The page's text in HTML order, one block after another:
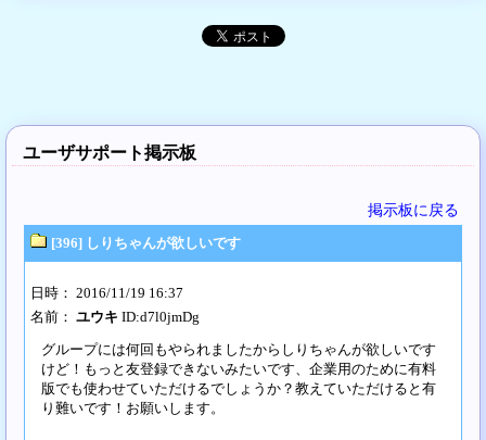
ユーザサポート掲示板
掲示板に戻る
[396] しりちゃんが欲しいです
日時： 2016/11/19 16:37
名前： ユウキ ID:d7l0jmDg
グループには何回もやられましたからしりちゃんが欲しいです
けど！もっと友登録できないみたいです、企業用のために有料
版でも使わせていただけるでしょうか？教えていただけると有
り難いです！お願いします。